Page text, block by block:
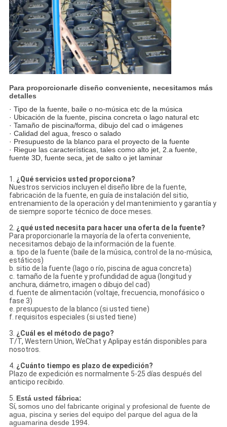
Para proporcionarle diseño conveniente, necesitamos más
detalles
· Tipo de la fuente, baile o no-música etc de la música
· Ubicación de la fuente, piscina concreta o lago natural etc
· Tamaño de piscina/forma, dibujo del cad o imágenes
· Calidad del agua, fresco o salado
· Presupuesto de la blanco para el proyecto de la fuente
· Riegue las características, tales como alto jet, 2.a fuente,
fuente 3D, fuente seca, jet de salto o jet laminar
1. ¿Qué servicios usted proporciona?
Nuestros servicios incluyen el diseño libre de la fuente,
fabricación de la fuente, en guía de instalación del sitio,
entrenamiento de la operación y del mantenimiento y garantía y
de siempre soporte técnico de doce meses.
2. ¿qué usted necesita para hacer una oferta de la fuente?
Para proporcionarle la mayoría de la oferta conveniente,
necesitamos debajo de la información de la fuente.
a. tipo de la fuente (baile de la música, control de la no-música,
estáticos)
b. sitio de la fuente (lago o río, piscina de agua concreta)
c. tamaño de la fuente y profundidad de agua (longitud y
anchura, diámetro, imagen o dibujo del cad)
d. fuente de alimentación (voltaje, frecuencia, monofásico o
fase 3)
e. presupuesto de la blanco (si usted tiene)
f. requisitos especiales (si usted tiene)
3. ¿Cuál es el método de pago?
T/T, Western Union, WeChat y Aplipay están disponibles para
nosotros.
4. ¿Cuánto tiempo es plazo de expedición?
Plazo de expedición es normalmente 5-25 días después del
anticipo recibido.
5. Está usted fábrica:
Sí, somos uno del fabricante original y profesional de fuente de
agua, piscina y series del equipo del parque del agua de la
aguamarina desde 1994.